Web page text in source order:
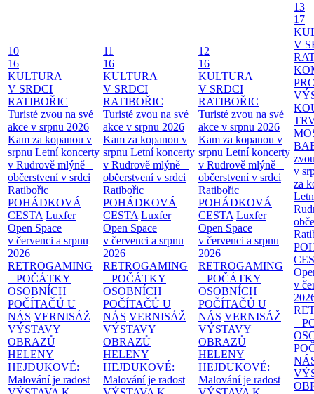
10
16
KULTURA
V SRDCI
RATIBOŘIC
Turisté zvou na své
akce v srpnu 2026
Kam za kopanou v
srpnu Letní koncerty
v Rudrově mlýně –
občerstvení v srdci
Ratibořic
POHÁDKOVÁ
CESTA Luxfer
Open Space
v červenci a srpnu
2026
RETROGAMING
– POČÁTKY
OSOBNÍCH
POČÍTAČŮ U
NÁS VERNISÁŽ
VÝSTAVY
OBRAZŮ
HELENY
HEJDUKOVÉ:
Malování je radost
11
16
KULTURA
V SRDCI
RATIBOŘIC
Turisté zvou na své
akce v srpnu 2026
Kam za kopanou v
srpnu Letní koncerty
v Rudrově mlýně –
občerstvení v srdci
Ratibořic
POHÁDKOVÁ
CESTA Luxfer
Open Space
v červenci a srpnu
2026
RETROGAMING
– POČÁTKY
OSOBNÍCH
POČÍTAČŮ U
NÁS VERNISÁŽ
VÝSTAVY
OBRAZŮ
HELENY
HEJDUKOVÉ:
Malování je radost
12
16
KULTURA
V SRDCI
RATIBOŘIC
Turisté zvou na své
akce v srpnu 2026
Kam za kopanou v
srpnu Letní koncerty
v Rudrově mlýně –
občerstvení v srdci
Ratibořic
POHÁDKOVÁ
CESTA Luxfer
Open Space
v červenci a srpnu
2026
RETROGAMING
– POČÁTKY
OSOBNÍCH
POČÍTAČŮ U
NÁS VERNISÁŽ
VÝSTAVY
OBRAZŮ
HELENY
HEJDUKOVÉ:
Malování je radost
13
17
V
v
za
v
–